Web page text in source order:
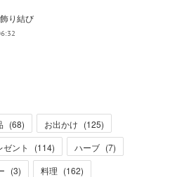
り結び
(68) お出かけ (125)
ゼント (114) ハーブ (7)
(3) 料理 (162)